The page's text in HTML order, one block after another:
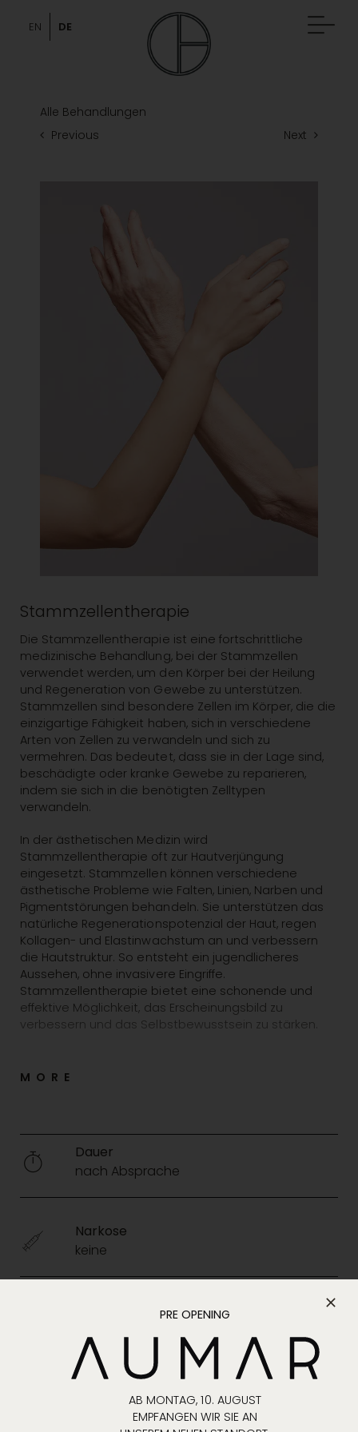
content
EN DE
Alle Behandlungen
Previous
Next
Stammzellentherapie
Die Stammzellentherapie ist eine fortschrittliche
medizinische Behandlung, bei der Stammzellen
verwendet werden, um den Körper bei der Heilung
und Regeneration von Gewebe zu unterstützen.
Stammzellen sind besondere Zellen im Körper, die die
einzigartige Fähigkeit haben, sich in verschiedene
Arten von Zellen zu verwandeln und sich zu
vermehren. Das bedeutet, dass sie in der Lage sind,
beschädigte oder kranke Gewebe zu reparieren,
indem sie sich in die benötigten Zelltypen
verwandeln.
In der ästhetischen Medizin wird
Stammzellentherapie oft zur Hautverjüngung
eingesetzt. Stammzellen können verschiedene
ästhetische Probleme wie Falten, Linien, Narben und
Pigmentstörungen behandeln. Sie unterstützen das
natürliche Regenerationspotenzial der Haut, regen
Kollagen- und Elastinwachstum an und verbessern
die Hautstruktur. So entsteht ein jugendlicheres
Aussehen, ohne invasivere Eingriffe.
Stammzellentherapie bietet eine schonende und
effektive Möglichkeit, das Erscheinungsbild zu
verbessern und das Selbstbewusstsein zu stärken.
MORE
Dauer
nach Absprache
Narkose
keine
NachbehandlungPRE OPENING
AB MONTAG, 10. AUGUST
EMPFANGEN WIR SIE AN